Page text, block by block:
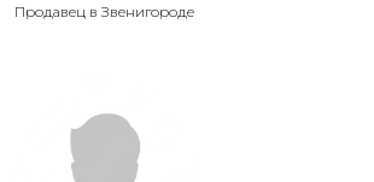
Продавец в Звенигороде